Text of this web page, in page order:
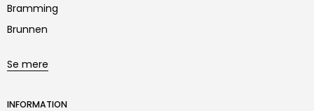
Bramming
Brunnen
Se mere
INFORMATION